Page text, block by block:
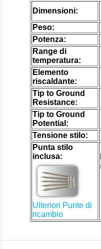
Dimensioni:
Peso:
Potenza:
Range di
temperatura:
Elemento
riscaldante:
Tip to Ground
Resistance:
Tip to Ground
Potential:
Tensione stilo:
Punta stilo
inclusa:
Ulteriori Punte di
ricambio